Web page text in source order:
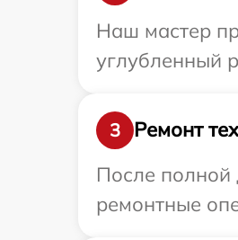
Наш мастер
углубленный
3
Ремонт
После полной
ремонтные